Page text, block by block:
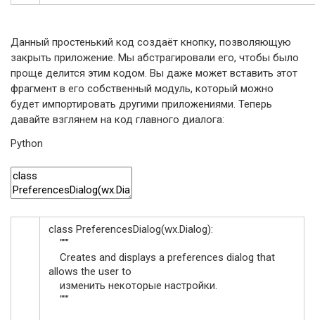
Данный простенький код создаёт кнопку, позволяющую
закрыть приложение. Мы абстрагировали его, чтобы было
проще делится этим кодом. Вы даже может вставить этот
фрагмент в его собственный модуль, который можно
будет импортировать другими приложениями. Теперь
давайте взглянем на код главного диалога:
Python
class PreferencesDialog(wx.Dialog):
"""
Creates and displays a preferences dialog that
allows the user to
изменить некоторые настройки.
"""